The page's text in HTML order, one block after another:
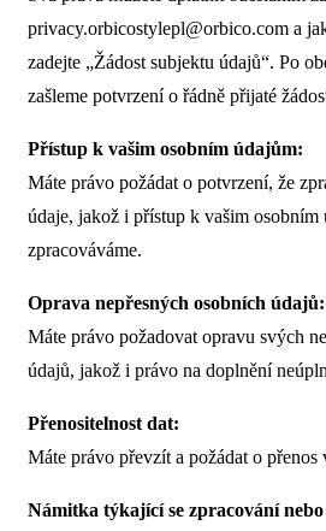
privacy.orbicostylepl@orbico.com a
zadejte „Žádost subjektu údajů“. Po
zašleme potvrzení o řádně přijaté
Přístup k vašim osobním údajům:
Máte právo požádat o potvrzení, že
údaje, jakož i přístup k vašim osobním
zpracováváme.
Oprava nepřesných osobních údajů:
Máte právo požadovat opravu svých
údajů, jakož i právo na doplnění
Přenositelnost dat:
Máte právo převzít a požádat o přenos
Námitka týkající se zpracování